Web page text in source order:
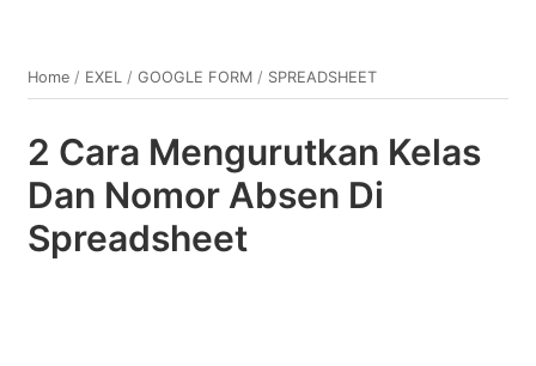
Home / EXEL /GOOGLE FORM / SPREADSHEET
2 Cara Mengurutkan Kelas
Dan Nomor Absen Di
Spreadsheet